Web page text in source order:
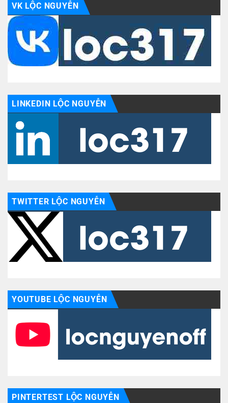
VK LỘC NGUYỄN
LINKEDIN LỘC NGUYỄN
TWITTER LỘC NGUYỄN
YOUTUBE LỘC NGUYỄN
PINTERTEST LỘC NGUYỄN